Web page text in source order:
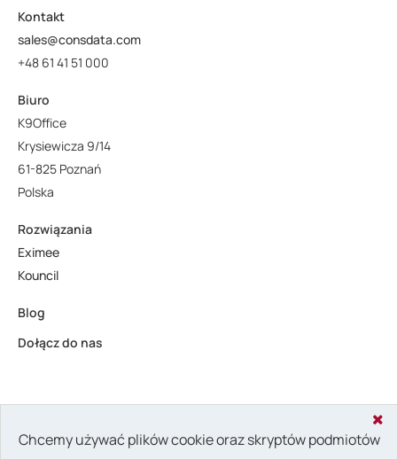
Kontakt
sales@consdata.com
+48 61 41 51 000
Biuro
K9Office
Krysiewicza 9/14
61-825 Poznań
Polska
Rozwiązania
Eximee
Kouncil
Blog
Dołącz do nas
Privacy Policy &
Cookies
Chcemy używać plików cookie oraz skryptów podmiotów